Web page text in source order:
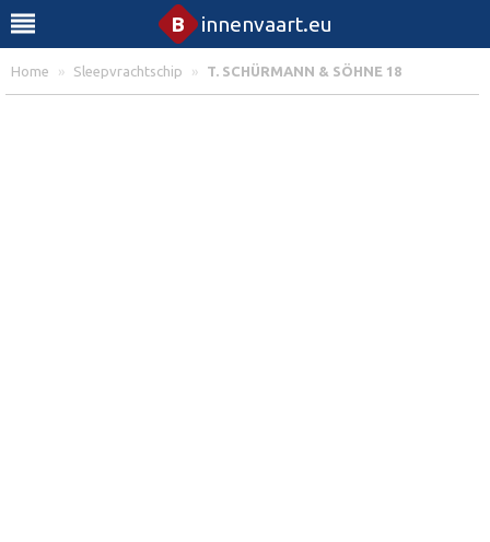
B innenvaart.eu
Home » Sleepvrachtschip » T. SCHÜRMANN & SÖHNE 18